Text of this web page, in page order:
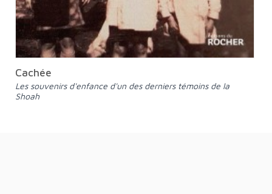
Cachée
Les souvenirs d'enfance d'un des derniers témoins de la
Shoah